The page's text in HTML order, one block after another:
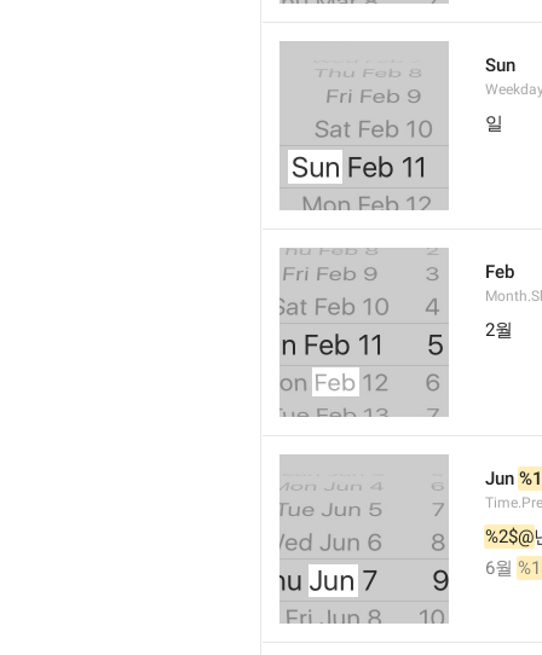
Sun
일
Feb
2월
Jun
%2$@
6월